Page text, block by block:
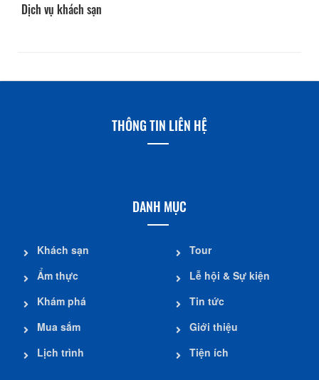
Dịch vụ khách sạn
THÔNG TIN LIÊN HỆ
DANH MỤC
Khách sạn
Ẩm thực
Khám phá
Mua sắm
Lịch trình
Tour
Lễ hội & Sự kiện
Tin tức
Giới thiệu
Tiện ích